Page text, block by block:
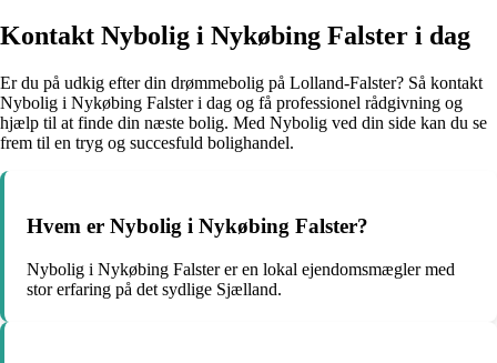
Kontakt Nybolig i Nykøbing Falster i dag
Er du på udkig efter din drømmebolig på Lolland-Falster? Så kontakt
Nybolig i Nykøbing Falster i dag og få professionel rådgivning og
hjælp til at finde din næste bolig. Med Nybolig ved din side kan du se
frem til en tryg og succesfuld bolighandel.
Hvem er Nybolig i Nykøbing Falster?
Nybolig i Nykøbing Falster er en lokal ejendomsmægler med
stor erfaring på det sydlige Sjælland.